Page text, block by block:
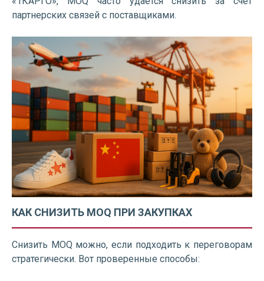
партнерских связей с поставщиками.
КАК СНИЗИТЬ MOQ ПРИ ЗАКУПКАХ
Снизить MOQ можно, если подходить к переговорам
стратегически. Вот проверенные способы: